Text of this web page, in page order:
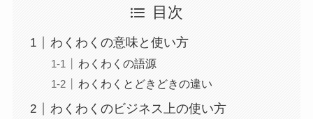
目次
わくわくの意味と使い方
わくわくの語源
わくわくとどきどきの違い
わくわくのビジネス上の使い方